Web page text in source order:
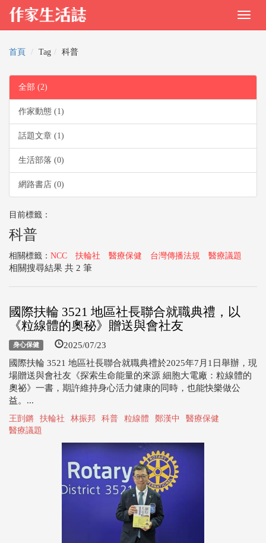
首頁 Tag 科普
全部 (2)
作家動態 (1)
話題文章 (1)
生活部落 (0)
網路書店 (0)
目前標籤：
科普
相關標籤： NCC 扶輪社 醫療保健 台灣傳播法規 醫療議題
相關搜尋結果 共 2 筆
國際扶輪 3521 地區社長聯合就職典禮，以
《粒線體的奧秘》贈送與會社友
身心保健 2025/07/23
國際扶輪 3521 地區社長聯合就職典禮於2025年7月1日舉辦，現
場贈送與會社友《探索生命能量的來源 細胞大電廠：粒線體的
奧祕》一書，期許維持身心活力健康的同時，也能快樂做公
益。...
王剴鏘 扶輪社 林振邦 科普 粒線體 鄭漢中
醫療保健
醫療議題